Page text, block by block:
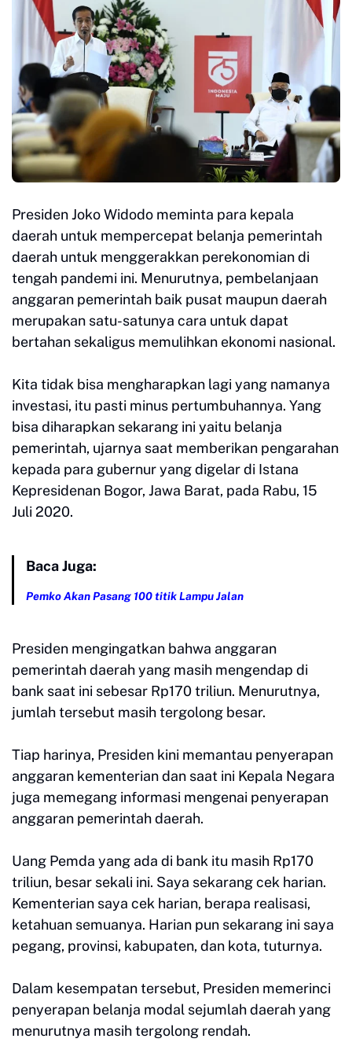
Presiden Joko Widodo meminta para kepala
daerah untuk mempercepat belanja pemerintah
daerah untuk menggerakkan perekonomian di
tengah pandemi ini. Menurutnya, pembelanjaan
anggaran pemerintah baik pusat maupun daerah
merupakan satu-satunya cara untuk dapat
bertahan sekaligus memulihkan ekonomi nasional.
Kita tidak bisa mengharapkan lagi yang namanya
investasi, itu pasti minus pertumbuhannya. Yang
bisa diharapkan sekarang ini yaitu belanja
pemerintah, ujarnya saat memberikan pengarahan
kepada para gubernur yang digelar di Istana
Kepresidenan Bogor, Jawa Barat, pada Rabu, 15
Juli 2020.
Baca Juga:
Pemko Akan Pasang 100 titik Lampu Jalan
Presiden mengingatkan bahwa anggaran
pemerintah daerah yang masih mengendap di
bank saat ini sebesar Rp170 triliun. Menurutnya,
jumlah tersebut masih tergolong besar.
Tiap harinya, Presiden kini memantau penyerapan
anggaran kementerian dan saat ini Kepala Negara
juga memegang informasi mengenai penyerapan
anggaran pemerintah daerah.
Uang Pemda yang ada di bank itu masih Rp170
triliun, besar sekali ini. Saya sekarang cek harian.
Kementerian saya cek harian, berapa realisasi,
ketahuan semuanya. Harian pun sekarang ini saya
pegang, provinsi, kabupaten, dan kota, tuturnya.
Dalam kesempatan tersebut, Presiden memerinci
penyerapan belanja modal sejumlah daerah yang
menurutnya masih tergolong rendah.